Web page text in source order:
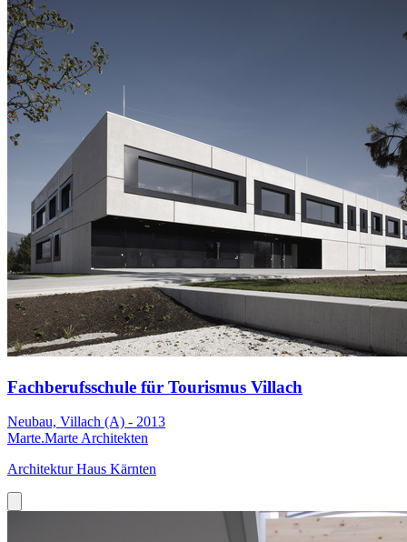
Fachberufsschule für Tourismus Villach
Neubau, Villach (A) - 2013
Marte.Marte Architekten
Architektur Haus Kärnten